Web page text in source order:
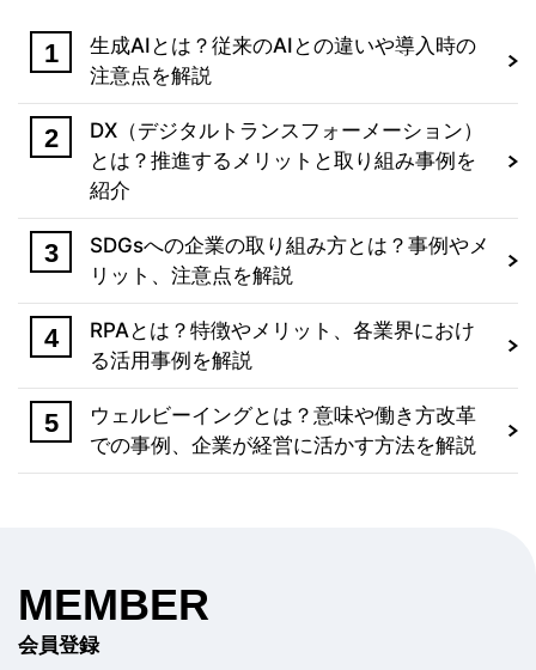
生成AIとは？従来のAIとの違いや導入時の
注意点を解説
DX（デジタルトランスフォーメーション）
とは？推進するメリットと取り組み事例を
紹介
SDGsへの企業の取り組み方とは？事例やメ
リット、注意点を解説
RPAとは？特徴やメリット、各業界におけ
る活用事例を解説
ウェルビーイングとは？意味や働き方改革
での事例、企業が経営に活かす方法を解説
MEMBER
会員登録